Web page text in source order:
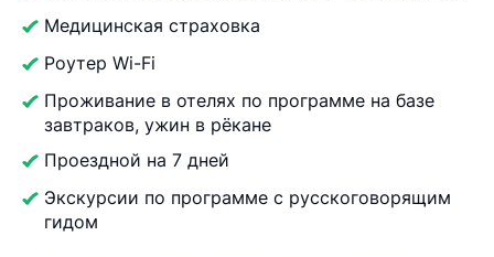
Медицинская страховка
Роутер Wi-Fi
Проживание в отелях по программе на базе
завтраков, ужин в рёкане
Проездной на 7 дней
Экскурсии по программе с русскоговорящим
гидом